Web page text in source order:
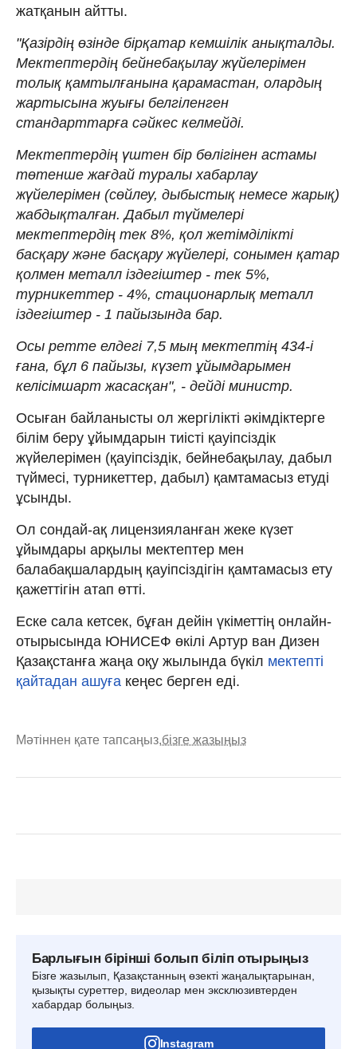
жатқанын айтты.
"Қазірдің өзінде бірқатар кемшілік анықталды.
Мектептердің бейнебақылау жүйелерімен
толық қамтылғанына қарамастан, олардың
жартысына жуығы белгіленген
стандарттарға сәйкес келмейді.
Мектептердің үштен бір бөлігінен астамы
төтенше жағдай туралы хабарлау
жүйелерімен (сөйлеу, дыбыстық немесе жарық)
жабдықталған. Дабыл түймелері
мектептердің тек 8%, қол жетімділікті
басқару және басқару жүйелері, сонымен қатар
қолмен металл іздегіштер - тек 5%,
турникеттер - 4%, стационарлық металл
іздегіштер - 1 пайызында бар.
Осы ретте елдегі 7,5 мың мектептің 434-і
ғана, бұл 6 пайызы, күзет ұйымдарымен
келісімшарт жасасқан", - дейді министр.
Осыған байланысты ол жергілікті әкімдіктерге
білім беру ұйымдарын тиісті қауіпсіздік
жүйелерімен (қауіпсіздік, бейнебақылау, дабыл
түймесі, турникеттер, дабыл) қамтамасыз етуді
ұсынды.
Ол сондай-ақ лицензияланған жеке күзет
ұйымдары арқылы мектептер мен
балабақшалардың қауіпсіздігін қамтамасыз ету
қажеттігін атап өтті.
Еске сала кетсек, бұған дейін үкіметтің онлайн-
отырысында ЮНИСЕФ өкілі Артур ван Дизен
Қазақстанға жаңа оқу жылында бүкіл мектепті
қайтадан ашуға кеңес берген еді.
Мәтіннен қате тапсаңыз,бізге жазыңыз
Барлығын бірінші болып біліп отырыңыз
Бізге жазылып, Қазақстанның өзекті жаңалықтарынан,
қызықты суреттер, видеолар мен эксклюзивтерден
хабардар болыңыз.
Instagram